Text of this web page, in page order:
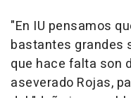
"En IU pensamos
bastantes grandes
que hace falta son
aseverado Rojas,